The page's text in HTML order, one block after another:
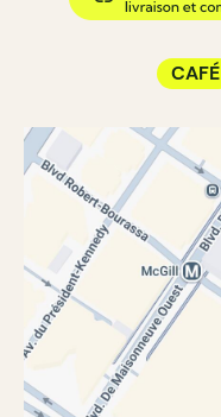
CAFÉ